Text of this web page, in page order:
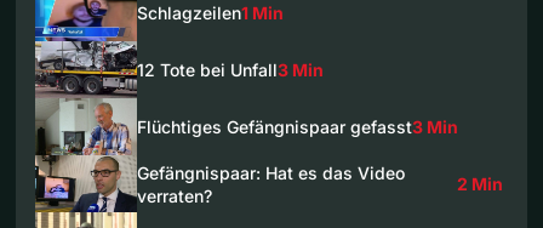
Schlagzeilen1 Min
12 Tote bei Unfall3 Min
Flüchtiges Gefängnispaar gefasst3 Min
Gefängnispaar: Hat es das Video
verraten?
2 Min